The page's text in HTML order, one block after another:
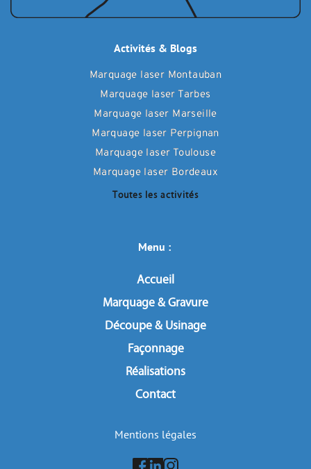
Activités & Blogs
Marquage laser Montauban
Marquage laser Tarbes
Marquage laser Marseille
Marquage laser Perpignan
Marquage laser Toulouse
Marquage laser Bordeaux
Toutes les activités
Menu :
Accueil
Marquage & Gravure
Découpe & Usinage
Façonnage
Réalisations
Contact
Mentions légales